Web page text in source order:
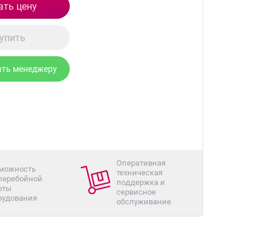
цену
менеджеру
Оперативная
техническая
поддержка и
сервисное
обслуживание